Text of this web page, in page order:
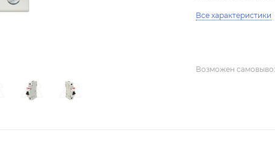
Все характеристики
Возможен